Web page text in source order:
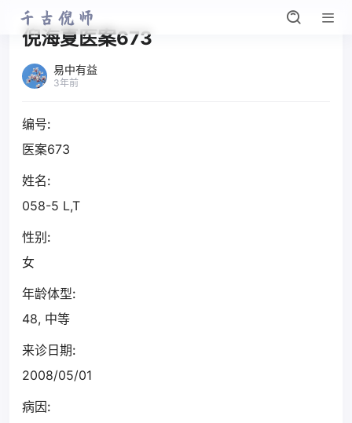
倪海夏医案673
易中有益
3年前
编号:
医案673
姓名:
058-5 L,T
性别:
女
年龄体型:
48, 中等
来诊日期:
2008/05/01
病因: